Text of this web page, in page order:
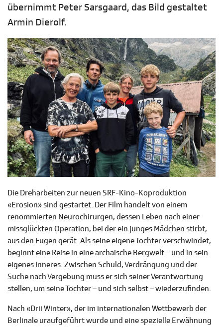
übernimmt Peter Sarsgaard, das Bild gestaltet
Armin Dierolf.
Die Dreharbeiten zur neuen SRF-Kino-Koproduktion
«Erosion» sind gestartet. Der Film handelt von einem
renommierten Neurochirurgen, dessen Leben nach einer
missglückten Operation, bei der ein junges Mädchen stirbt,
aus den Fugen gerät. Als seine eigene Tochter verschwindet,
beginnt eine Reise in eine archaische Bergwelt – und in sein
eigenes Inneres. Zwischen Schuld, Verdrängung und der
Suche nach Vergebung muss er sich seiner Verantwortung
stellen, um seine Tochter – und sich selbst – wiederzufinden.
Nach «Drii Winter», der im internationalen Wettbewerb der
Berlinale uraufgeführt wurde und eine spezielle Erwähnung